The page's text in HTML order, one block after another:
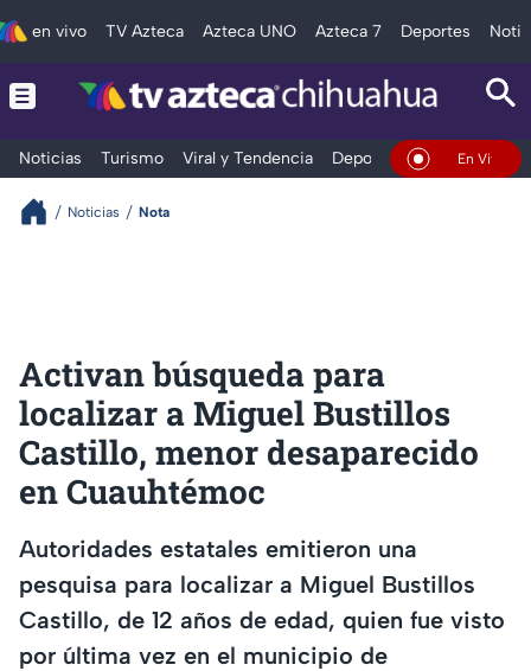
en vivo TV Azteca Azteca UNO Azteca 7 Deportes
Noticias Turismo Viral y Tendencia Deportes Espectáculos
En Vivo
Noticias Nota
Activan búsqueda para
localizar a Miguel Bustillos
Castillo, menor desaparecido
en Cuauhtémoc
Autoridades estatales emitieron una
pesquisa para localizar a Miguel Bustillos
Castillo, de 12 años de edad, quien fue visto
por última vez en el municipio de